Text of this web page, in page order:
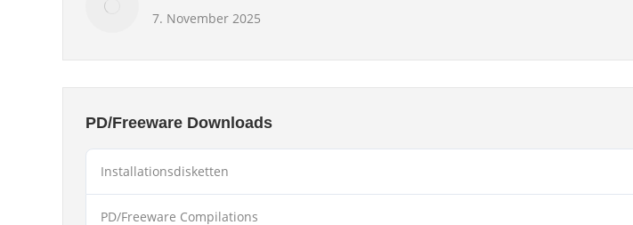
7. November 2025
PD/Freeware Downloads
Installationsdisketten
PD/Freeware Compilations